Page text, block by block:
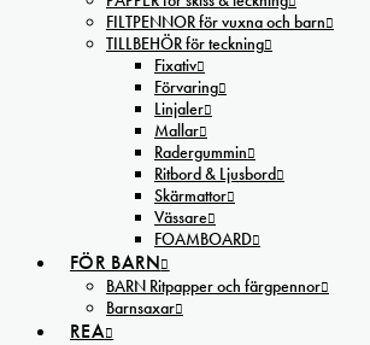
FILTPENNOR för vuxna och barn
TILLBEHÖR för teckning
Fixativ
Förvaring
Linjaler
Mallar
Radergummin
Ritbord & Ljusbord
Skärmattor
Vässare
FOAMBOARD
FÖR BARN
BARN Ritpapper och färgpennor
Barnsaxar
REA